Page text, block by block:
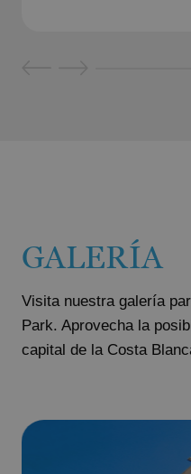
GALERÍA
Visita nuestra galería
Park. Aprovecha la
capital de la Costa